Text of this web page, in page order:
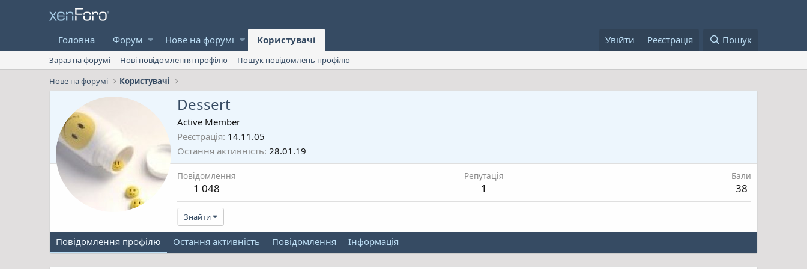
Головна Форум Нове на форумі Користувачі Увійти Реєстрація Пошук
Зараз на форумі Нові повідомлення профілю
Пошук повідомлень профілю
Нове на форумі
Користувачі
Dessert
Active Member
Реєстрація 14.11.05
Остання активність 28.01.19
Повідомлення
1 048
Репутація
1
Бали
38
Знайти
Повідомлення профілю Остання активність Повідомлення Інформація